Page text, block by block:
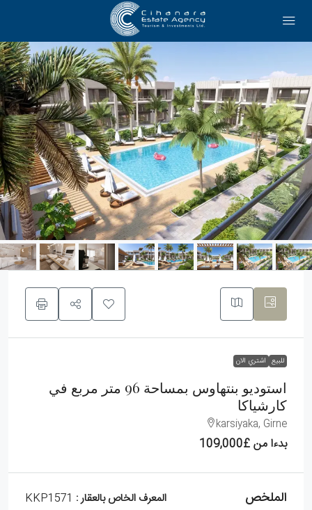
للبيع اشتري الان
استوديو بنتهاوس بمساحة 96 متر مربع في
كارشياكا
karsiyaka, Girne
بدءا من£109,000
الملخص المعرف الخاص بالعقار :